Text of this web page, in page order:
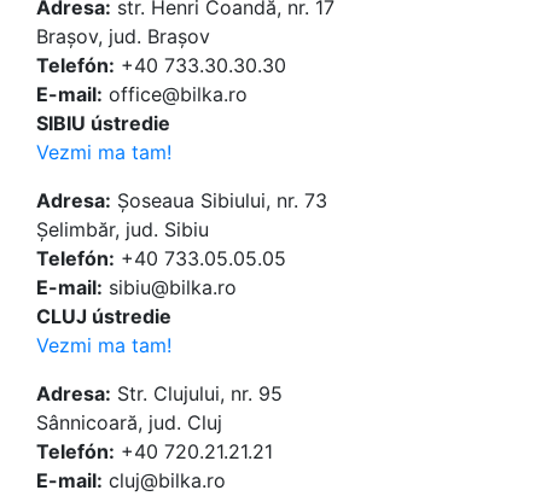
Adresa: str. Henri Coandă, nr. 17
Brașov, jud. Brașov
Telefón: +40 733.30.30.30
E-mail: office@bilka.ro
SIBIU ústredie
Vezmi ma tam!
Adresa: Șoseaua Sibiului, nr. 73
Șelimbăr, jud. Sibiu
Telefón: +40 733.05.05.05
E-mail: sibiu@bilka.ro
CLUJ ústredie
Vezmi ma tam!
Adresa: Str. Clujului, nr. 95
Sânnicoară, jud. Cluj
Telefón: +40 720.21.21.21
E-mail: cluj@bilka.ro